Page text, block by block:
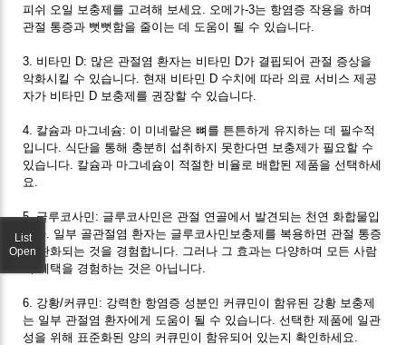
피쉬 오일 보충제를 고려해 보세요. 오메가-3는 항염증 작용을 하며
관절 통증과 뻣뻣함을 줄이는 데 도움이 될 수 있습니다.
3. 비타민 D: 많은 관절염 환자는 비타민 D가 결핍되어 관절 증상을
악화시킬 수 있습니다. 현재 비타민 D 수치에 따라 의료 서비스 제공
자가 비타민 D 보충제를 권장할 수 있습니다.
4. 칼슘과 마그네슘: 이 미네랄은 뼈를 튼튼하게 유지하는 데 필수적
입니다. 식단을 통해 충분히 섭취하지 못한다면 보충제가 필요할 수
있습니다. 칼슘과 마그네슘이 적절한 비율로 배합된 제품을 선택하세
요.
5. 글루코사민: 글루코사민은 관절 연골에서 발견되는 천연 화합물입
니다. 일부 골관절염 환자는 글루코사민보충제를 복용하면 관절 통증
이 완화되는 것을 경험합니다. 그러나 그 효과는 다양하며 모든 사람
이 혜택을 경험하는 것은 아닙니다.
6. 강황/커큐민: 강력한 항염증 성분인 커큐민이 함유된 강황 보충제
는 일부 관절염 환자에게 도움이 될 수 있습니다. 선택한 제품에 일관
성을 위해 표준화된 양의 커큐민이 함유되어 있는지 확인하세요.
List
Open